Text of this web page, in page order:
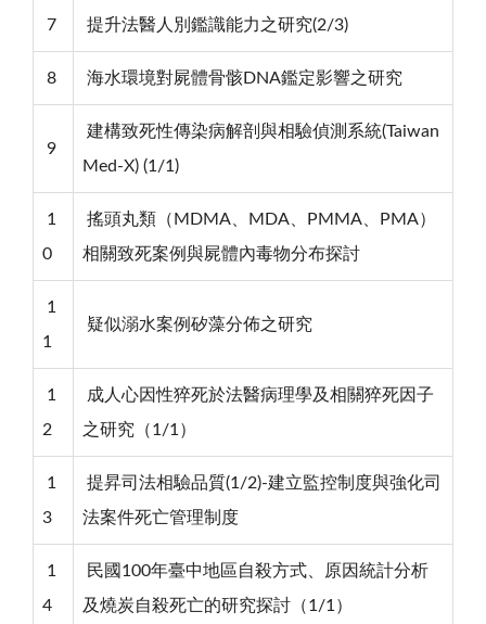
7 提升法醫人別鑑識能力之研究(2/3)
8 海水環境對屍體骨骸DNA鑑定影響之研究
9
建構致死性傳染病解剖與相驗偵測系統(Taiwan
Med-X) (1/1)
1
0
搖頭丸類（MDMA、MDA、PMMA、PMA）
相關致死案例與屍體內毒物分布探討
1
1
疑似溺水案例矽藻分佈之研究
1
2
成人心因性猝死於法醫病理學及相關猝死因子
之研究（1/1）
1
3
提昇司法相驗品質(1/2)-建立監控制度與強化司
法案件死亡管理制度
1
4
民國100年臺中地區自殺方式、原因統計分析
及燒炭自殺死亡的研究探討（1/1）